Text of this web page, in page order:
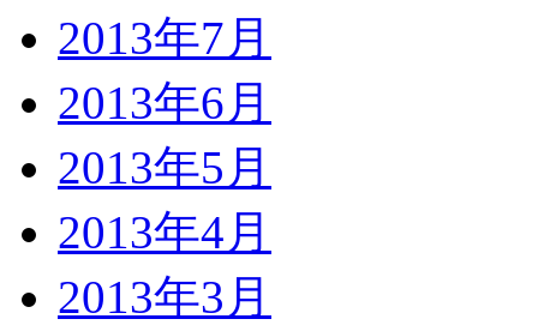
2013年7月
2013年6月
2013年5月
2013年4月
2013年3月